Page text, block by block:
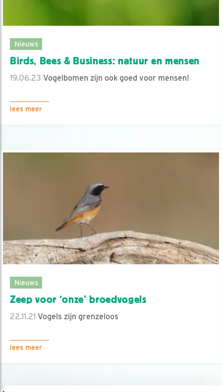
Nieuws
Birds, Bees & Business: natuur en mensen
19.06.23 Vogelbomen zijn ook goed voor mensen!
lees meer
Nieuws
Zeep voor ‘onze’ broedvogels
22.11.21 Vogels zijn grenzeloos
lees meer